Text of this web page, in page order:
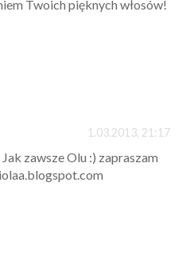
Twoich pięknych włosów!
1.03.2013, 21:17
zawsze Olu :) zapraszam